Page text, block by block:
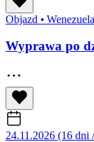
Objazd •
Wyprawa po
24.11.2026 (16 dni